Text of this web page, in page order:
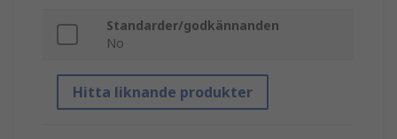
Standarder/godkännanden
No
Hitta liknande produkter